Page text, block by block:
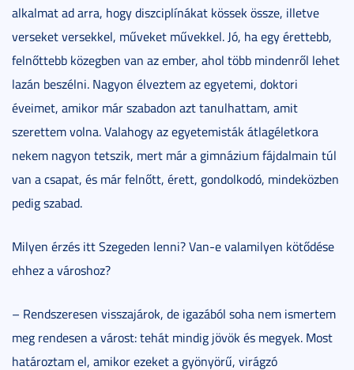
alkalmat ad arra, hogy diszciplínákat kössek össze, illetve
verseket versekkel, műveket művekkel. Jó, ha egy érettebb,
felnőttebb közegben van az ember, ahol több mindenről lehet
lazán beszélni. Nagyon élveztem az egyetemi, doktori
éveimet, amikor már szabadon azt tanulhattam, amit
szerettem volna. Valahogy az egyetemisták átlagéletkora
nekem nagyon tetszik, mert már a gimnázium fájdalmain túl
van a csapat, és már felnőtt, érett, gondolkodó, mindeközben
pedig szabad.
Milyen érzés itt Szegeden lenni? Van-e valamilyen kötődése
ehhez a városhoz?
– Rendszeresen visszajárok, de igazából soha nem ismertem
meg rendesen a várost: tehát mindig jövök és megyek. Most
határoztam el, amikor ezeket a gyönyörű, virágzó